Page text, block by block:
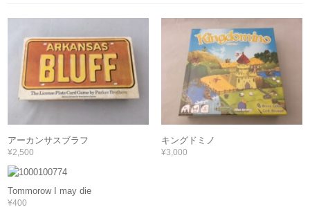
アーカンサスブラフ
¥2,500
キングドミノ
¥3,000
Tommorow I may die
¥400